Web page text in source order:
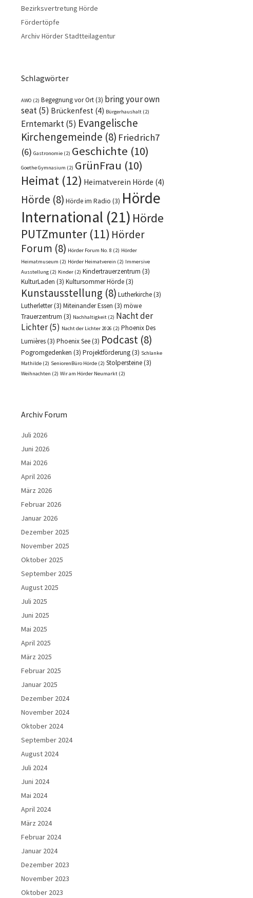
Bezirksvertretung Hörde
Fördertöpfe
Archiv Hörder Stadtteilagentur
Schlagwörter
AWO (2) Begegnung vor Ort(3) bring your own
seat(5) Brückenfest (4) Bürgerhaushalt (2)
Erntemarkt(5) Evangelische
Kirchengemeinde (8) Friedrich7
(6) Gastronomie (2) Geschichte (10)
Goethe Gymnasium (2) GrünFrau (10)
Heimat (12) Heimatverein Hörde (4)
Hörde (8) Hörde im Radio (3) Hörde
International (21) Hörde
PUTZmunter(11) Hörder
Forum (8) Hörder Forum No. 8 (2) Hörder
Heimatmuseum (2) Hörder Heimatverein (2) Immersive
Ausstellung (2) Kinder (2) Kindertrauerzentrum (3)
KulturLaden (3) Kultursommer Hörde(3)
Kunstausstellung (8) Lutherkirche(3)
Lutherletter(3) Miteinander Essen (3) möwe
Trauerzentrum (3) Nachhaltigkeit (2) Nacht der
Lichter(5) Nacht der Lichter 2026 (2) Phoenix Des
Lumières(3) Phoenix See(3) Podcast (8)
Pogromgedenken (3) Projektförderung(3) Schlanke
Mathilde (2) SeniorenBüro Hörde (2) Stolpersteine(3)
Weihnachten (2) Wir am Hörder Neumarkt (2)
Archiv Forum
Juli 2026
Juni 2026
Mai 2026
April 2026
März 2026
Februar 2026
Januar 2026
Dezember 2025
November 2025
Oktober 2025
September 2025
August 2025
Juli 2025
Juni 2025
Mai 2025
April 2025
März 2025
Februar 2025
Januar 2025
Dezember 2024
November 2024
Oktober 2024
September 2024
August 2024
Juli 2024
Juni 2024
Mai 2024
April 2024
März 2024
Februar 2024
Januar 2024
Dezember 2023
November 2023
Oktober 2023